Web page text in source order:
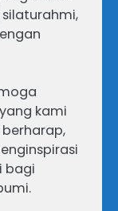
kami
berharap,
bagi